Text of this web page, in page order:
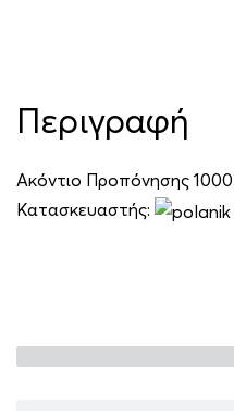
Περιγραφή
Ακόντιο Προπόνησης
Κατασκευαστής: